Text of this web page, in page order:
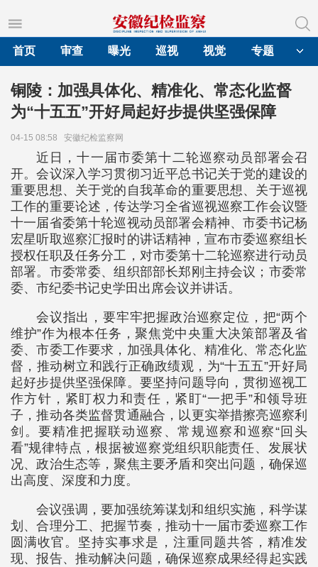
首页
审查 曝光 巡视 视觉 专题
铜陵：加强具体化、精准化、常态化监督
为“十五五”开好局起好步提供坚强保障
04-15 08:58 安徽纪检监察网
近日，十一届市委第十二轮巡察动员部署会召
开。会议深入学习贯彻习近平总书记关于党的建设的
重要思想、关于党的自我革命的重要思想、关于巡视
工作的重要论述，传达学习全省巡视巡察工作会议暨
十一届省委第十轮巡视动员部署会精神、市委书记杨
宏星听取巡察汇报时的讲话精神，宣布市委巡察组长
授权任职及任务分工，对市委第十二轮巡察进行动员
部署。市委常委、组织部部长郑刚主持会议；市委常
委、市纪委书记史学田出席会议并讲话。
会议指出，要牢牢把握政治巡察定位，把“两个
维护”作为根本任务，聚焦党中央重大决策部署及省
委、市委工作要求，加强具体化、精准化、常态化监
督，推动树立和践行正确政绩观，为“十五五”开好局
起好步提供坚强保障。要坚持问题导向，贯彻巡视工
作方针，紧盯权力和责任，紧盯“一把手”和领导班
子，推动各类监督贯通融合，以更实举措擦亮巡察利
剑。要精准把握联动巡察、常规巡察和巡察“回头
看”规律特点，根据被巡察党组织职能责任、发展状
况、政治生态等，聚焦主要矛盾和突出问题，确保巡
出高度、深度和力度。
会议强调，要加强统筹谋划和组织实施，科学谋
划、合理分工、把握节奏，推动十一届市委巡察工作
圆满收官。坚持实事求是，注重同题共答，精准发
现、报告、推动解决问题，确保巡察成果经得起实践